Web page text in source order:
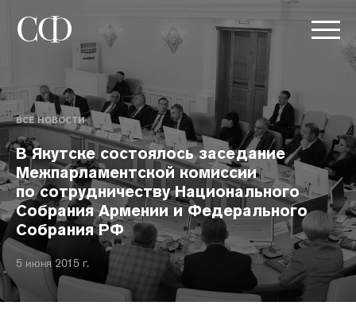
ВСЕ НОВОСТИ
В Якутске состоялось заседание
Межпарламентской комиссии
по сотрудничеству Национального
Собрания Армении и Федерального
Собрания РФ
5 июня 2015 г.